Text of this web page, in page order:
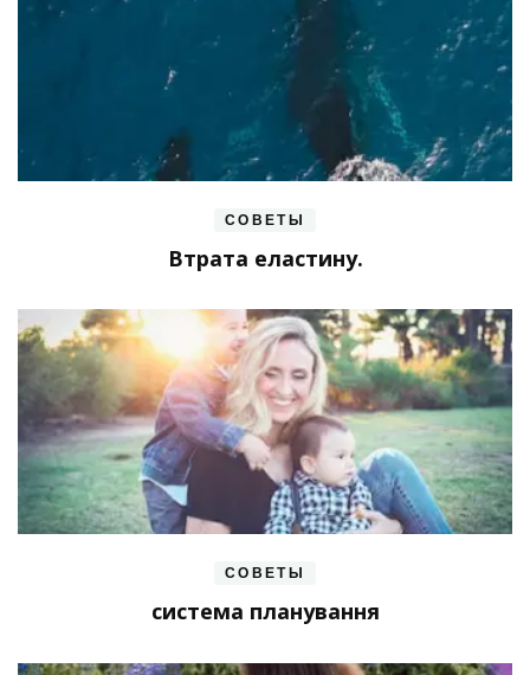
СОВЕТЫ
Втрата еластину.
СОВЕТЫ
система планування